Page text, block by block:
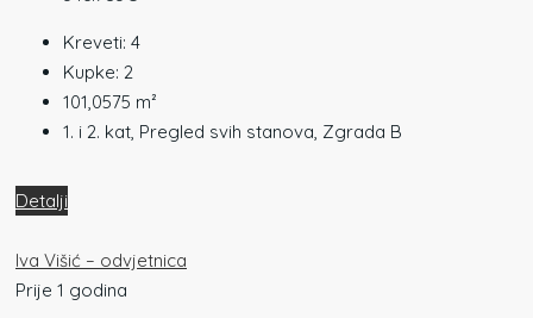
Kreveti: 4
Kupke: 2
101,0575 m²
1. i 2. kat, Pregled svih stanova, Zgrada B
Detalji
Iva Višić – odvjetnica
Prije 1 godina